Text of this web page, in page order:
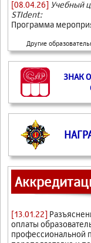
[08.04.26] Учебный
STIdent:
Программа
Другие
ЗНАК
[13.01.22]
оплаты
профессиональной